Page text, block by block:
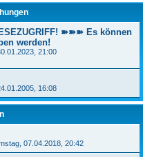
➽➽➽ Es können
werden!
21:00
16:08
07.04.2018, 20:42